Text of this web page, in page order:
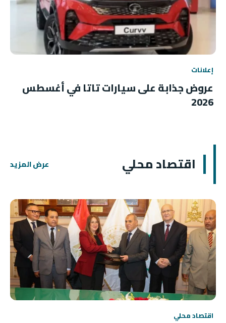
إعلانات
عروض جذابة على سيارات تاتا في أغسطس
2026
اقتصاد محلي عرض المزيد
اقتصاد محلي